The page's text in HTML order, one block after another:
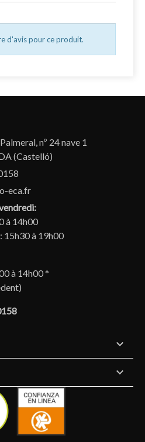
d'avis pour ce produit.
nº 24 nave 1
(Castelló)
eca.fr
à 14h00
15h30 à 19h00
à 14h00 *

